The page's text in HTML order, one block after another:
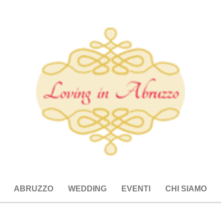
ABRUZZO WEDDING EVENTI CHI SIAMO